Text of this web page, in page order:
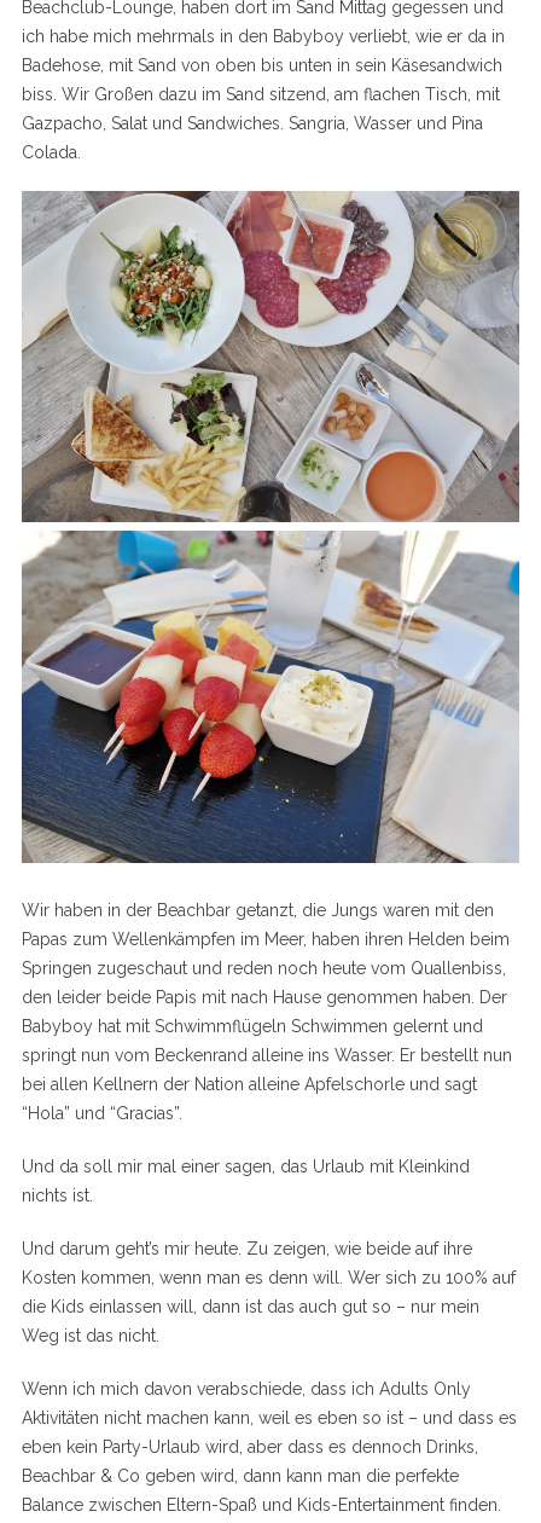
Beachclub-Lounge, haben dort im Sand Mittag gegessen und
ich habe mich mehrmals in den Babyboy verliebt, wie er da in
Badehose, mit Sand von oben bis unten in sein Käsesandwich
biss. Wir Großen dazu im Sand sitzend, am flachen Tisch, mit
Gazpacho, Salat und Sandwiches. Sangria, Wasser und Pina
Colada.
Wir haben in der Beachbar getanzt, die Jungs waren mit den
Papas zum Wellenkämpfen im Meer, haben ihren Helden beim
Springen zugeschaut und reden noch heute vom Quallenbiss,
den leider beide Papis mit nach Hause genommen haben. Der
Babyboy hat mit Schwimmflügeln Schwimmen gelernt und
springt nun vom Beckenrand alleine ins Wasser. Er bestellt nun
bei allen Kellnern der Nation alleine Apfelschorle und sagt
“Hola” und “Gracias”.
Und da soll mir mal einer sagen, das Urlaub mit Kleinkind
nichts ist.
Und darum geht’s mir heute. Zu zeigen, wie beide auf ihre
Kosten kommen, wenn man es denn will. Wer sich zu 100% auf
die Kids einlassen will, dann ist das auch gut so – nur mein
Weg ist das nicht.
Wenn ich mich davon verabschiede, dass ich Adults Only
Aktivitäten nicht machen kann, weil es eben so ist – und dass es
eben kein Party-Urlaub wird, aber dass es dennoch Drinks,
Beachbar & Co geben wird, dann kann man die perfekte
Balance zwischen Eltern-Spaß und Kids-Entertainment finden.